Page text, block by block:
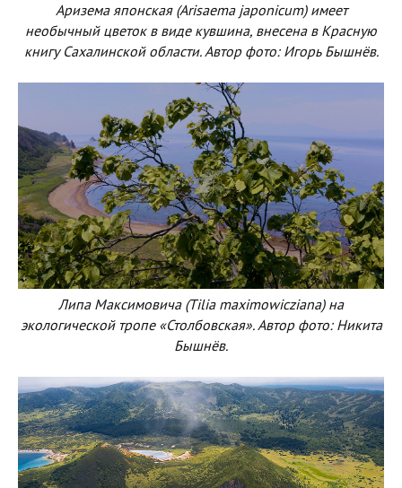
Аризема японская (Arisaema japonicum) имеет
необычный цветок в виде кувшина, внесена в Красную
книгу Сахалинской области. Автор фото: Игорь Бышнёв.
Липа Максимовича (Tilia maximowicziana) на
экологической тропе «Столбовская». Автор фото: Никита
Бышнёв.